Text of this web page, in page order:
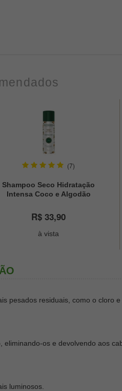
(7)
Shampoo Seco Hidratação
Intensa Coco e Algodão
R$ 33,90
à vista
pesados residuais, como o cloro
os e devolvendo aos
luminosos.